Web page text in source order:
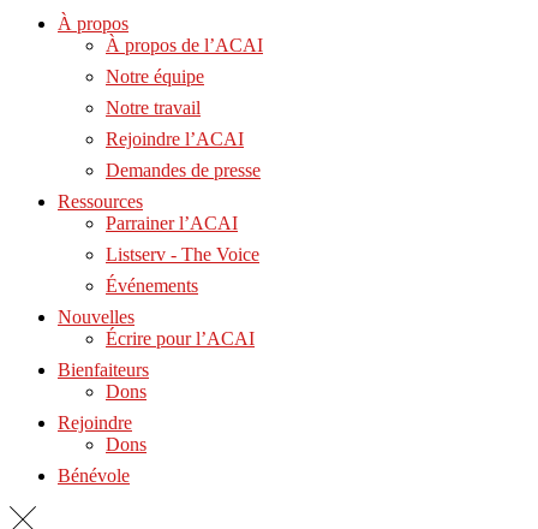
À propos
À propos de l’ACAI
Notre équipe
Notre travail
Rejoindre l’ACAI
Demandes de presse
Ressources
Parrainer l’ACAI
Listserv - The Voice
Événements
Nouvelles
Écrire pour l’ACAI
Bienfaiteurs
Dons
Rejoindre
Dons
Bénévole